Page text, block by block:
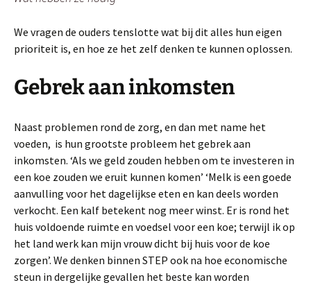
We vragen de ouders tenslotte wat bij dit alles hun eigen
prioriteit is, en hoe ze het zelf denken te kunnen oplossen.
Gebrek aan inkomsten
Naast problemen rond de zorg, en dan met name het
voeden, is hun grootste probleem het gebrek aan
inkomsten. ‘Als we geld zouden hebben om te investeren in
een koe zouden we eruit kunnen komen’ ‘Melk is een goede
aanvulling voor het dagelijkse eten en kan deels worden
verkocht. Een kalf betekent nog meer winst. Er is rond het
huis voldoende ruimte en voedsel voor een koe; terwijl ik op
het land werk kan mijn vrouw dicht bij huis voor de koe
zorgen’. We denken binnen STEP ook na hoe economische
steun in dergelijke gevallen het beste kan worden